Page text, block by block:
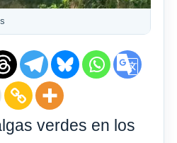
verdes en los